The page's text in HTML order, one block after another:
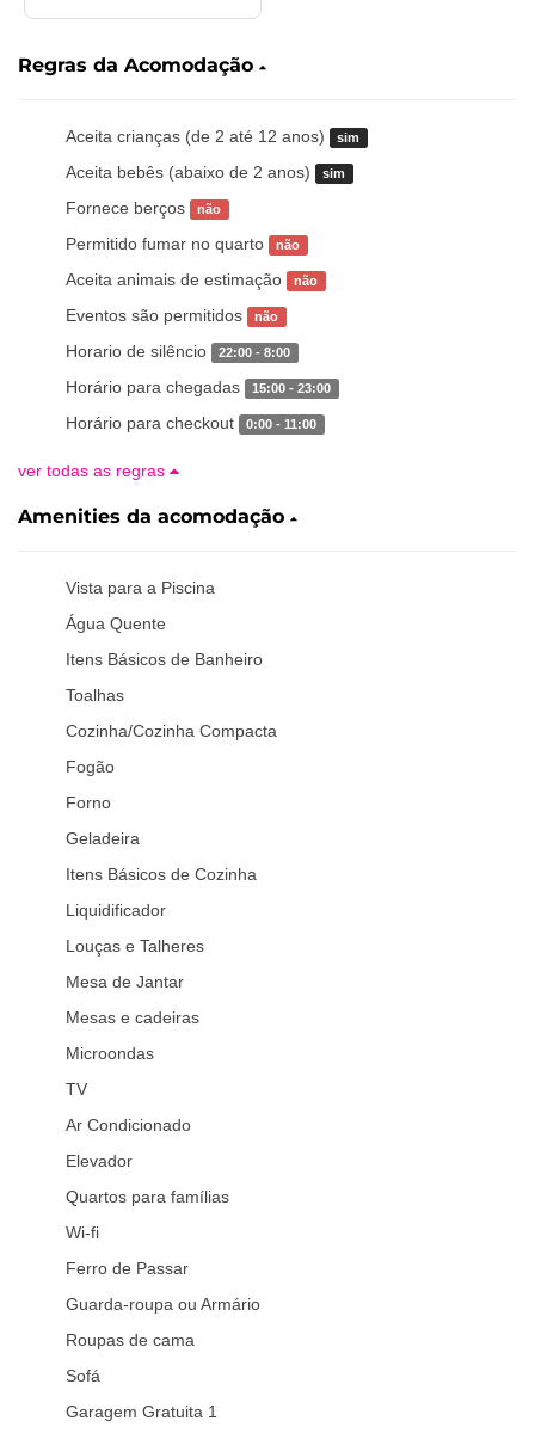
Regras da Acomodação
Aceita crianças (de 2 até 12 anos) sim
Aceita bebês (abaixo de 2 anos) sim
Fornece berços não
Permitido fumar no quarto não
Aceita animais de estimação não
Eventos são permitidos não
Horario de silêncio 22:00 - 8:00
Horário para chegadas 15:00 - 23:00
Horário para checkout 0:00 - 11:00
ver todas as regras
Amenities da acomodação
Vista para a Piscina
Água Quente
Itens Básicos de Banheiro
Toalhas
Cozinha/Cozinha Compacta
Fogão
Forno
Geladeira
Itens Básicos de Cozinha
Liquidificador
Louças e Talheres
Mesa de Jantar
Mesas e cadeiras
Microondas
TV
Ar Condicionado
Elevador
Quartos para famílias
Wi-fi
Ferro de Passar
Guarda-roupa ou Armário
Roupas de cama
Sofá
Garagem Gratuita 1